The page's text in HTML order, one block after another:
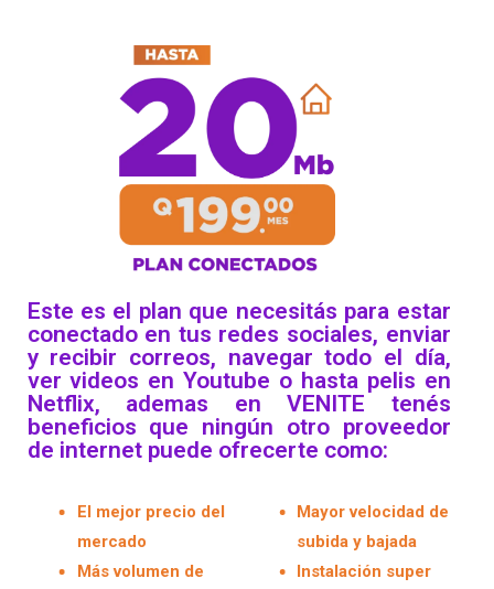
Este es el plan que necesitás para estar
conectado en tus redes sociales, enviar
y recibir correos, navegar todo el día,
ver videos en Youtube o hasta pelis en
Netflix, ademas en VENITE tenés
beneficios que ningún otro proveedor
de internet puede ofrecerte como:
El mejor precio del
mercado
Más volumen de
Mayor velocidad de
subida y bajada
Instalación super